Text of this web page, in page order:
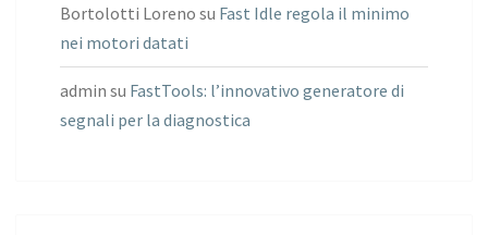
Bortolotti Loreno su Fast Idle regola il minimo
nei motori datati
admin su FastTools: l’innovativo generatore di
segnali per la diagnostica